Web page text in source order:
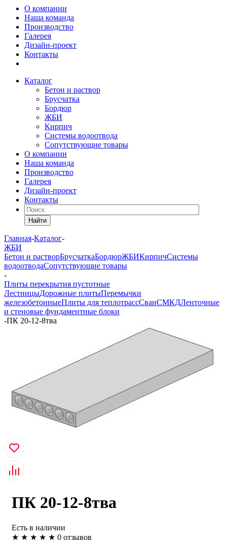
О компании
Наша команда
Производство
Галерея
Дизайн-проект
Контакты
Каталог
Бетон и раствор
Брусчатка
Бордюр
ЖБИ
Кирпич
Системы водоотвода
Сопутствующие товары
О компании
Наша команда
Производство
Галерея
Дизайн-проект
Контакты
Найти
Главная-Каталог-
ЖБИ
Бетон и растворБрусчаткаБордюрЖБИКирпичСистемы
водоотводаСопутствующие товары
-
Плиты перекрытия пустотные
ЛестницыДорожные плитыПеремычки
железобетонныеПлиты для теплотрассСваиСМКДЛенточные
и стеновые фундаментные блоки
-ПК 20-12-8тва
ПК 20-12-8тва
Есть в наличии
★ ★ ★ ★ ★ 0 отзывов